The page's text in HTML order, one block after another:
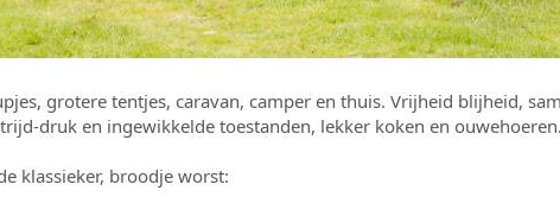
grotere tentjes, caravan, camper en thuis. Vrijheid blijheid,
druk en ingewikkelde toestanden, lekker koken en ouwehoeren.
klassieker, broodje worst: